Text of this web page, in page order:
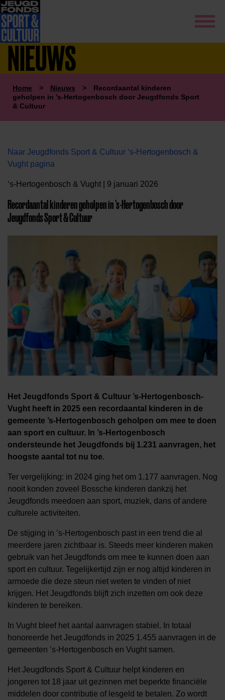
NIEUWS
Home > Nieuws >
Recordaantal kinderen
geholpen in ’s-Hertogenbosch door Jeugdfonds Sport
& Cultuur
Naar Jeugdfonds Sport & Cultuur ‘s-Hertogenbosch &
Vught pagina
‘s-Hertogenbosch & Vught | 9 januari 2026
Recordaantal kinderen geholpen in ’s-Hertogenbosch door
Jeugdfonds Sport & Cultuur
Het Jeugdfonds Sport & Cultuur ’s-Hertogenbosch-
Vught heeft in 2025 een recordaantal kinderen in de
gemeente ’s-Hertogenbosch geholpen om mee te doen
aan sport en cultuur. In ’s-Hertogenbosch
ondersteunde het Jeugdfonds bij 1.231 aanvragen, het
hoogste aantal tot nu toe.
Ter vergelijking: in 2024 ging het om 1.177 aanvragen. Nog
nooit konden zoveel Bossche kinderen dankzij het
Jeugdfonds meedoen aan sport, muziek, dans of andere
culturele activiteiten.
De stijging in ’s-Hertogenbosch past in een trend die al
meerdere jaren zichtbaar is. Steeds meer kinderen maken
gebruik van het Jeugdfonds om mee te kunnen doen aan
sport en cultuur. Tegelijkertijd zijn er nog altijd kinderen in
armoede die deze steun niet weten te vinden of niet
krijgen. Het Jeugdfonds blijft zich inzetten om ook deze
kinderen te bereiken.
In Vught bleef het aantal aanvragen stabiel. In totaal
honoreerde het Jeugdfonds in 2025 1.455 aanvragen in de
gemeenten ’s-Hertogenbosch en Vught samen.
Het Jeugdfonds Sport & Cultuur helpt kinderen en
jongeren tot 18 jaar uit gezinnen met beperkte financiële
middelen door contributie of lesgeld te betalen. Zo wordt